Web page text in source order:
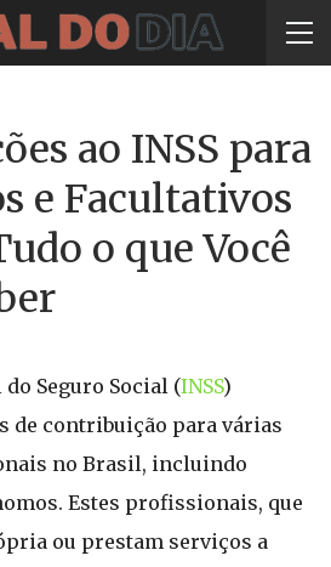
ao INSS para
e Facultativos
o que Você
Seguro Social (INSS)
de contribuição para várias
no Brasil, incluindo
Estes profissionais, que
ou prestam serviços a